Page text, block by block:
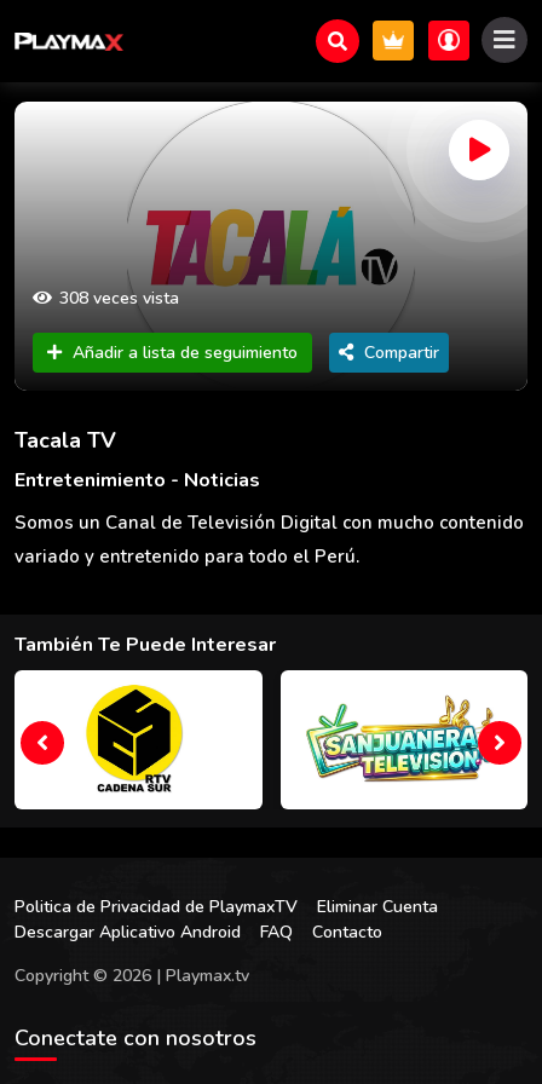
308 veces vista
Añadir a lista de seguimiento Compartir
Tacala TV
Entretenimiento - Noticias
Somos un Canal de Televisión Digital con mucho contenido
variado y entretenido para todo el Perú.
También Te Puede Interesar
Politica de Privacidad de PlaymaxTV
Eliminar Cuenta
Descargar Aplicativo Android
FAQ
Contacto
Copyright © 2026 | Playmax.tv
Conectate con nosotros